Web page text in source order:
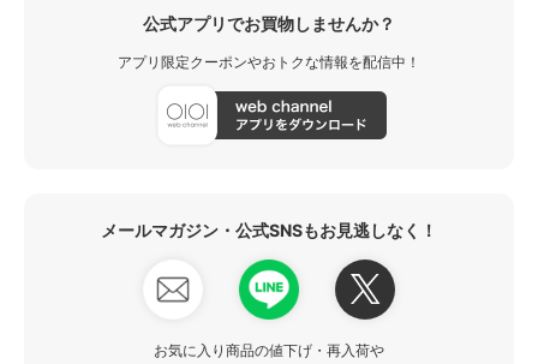
公式アプリでお買物しませんか？
アプリ限定クーポンやおトクな情報を配信中！
メールマガジン・公式SNSもお見逃しなく！
お気に入り商品の値下げ・再入荷や